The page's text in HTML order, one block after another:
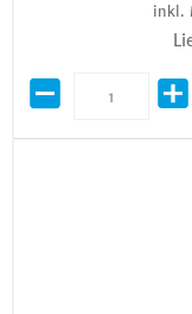
inkl.